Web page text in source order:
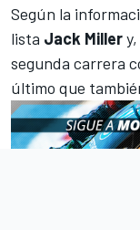
Según la
lista Jack Miller
segunda carrera
último que